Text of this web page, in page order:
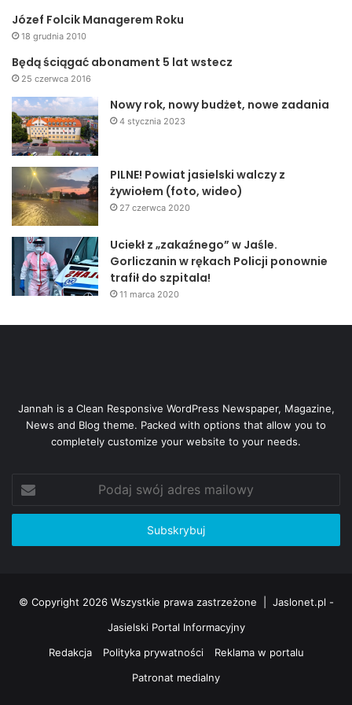
Józef Folcik Managerem Roku
18 grudnia 2010
Będą ściągać abonament 5 lat wstecz
25 czerwca 2016
Nowy rok, nowy budżet, nowe zadania
4 stycznia 2023
PILNE! Powiat jasielski walczy z
żywiołem (foto, wideo)
27 czerwca 2020
Uciekł z „zakaźnego” w Jaśle.
Gorliczanin w rękach Policji ponownie
trafił do szpitala!
11 marca 2020
Jannah is a Clean Responsive WordPress Newspaper, Magazine,
News and Blog theme. Packed with options that allow you to
completely customize your website to your needs.
swój
adres
© Copyright 2026 Wszystkie prawa zastrzeżone | Jaslonet.pl -
Jasielski Portal Informacyjny
Redakcja
Polityka prywatności
Reklama w portalu
Patronat medialny